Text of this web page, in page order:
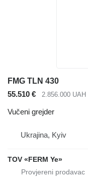
FMG TLN 430
55.510 €
2.856.000 UAH
Vučeni grejder
Ukrajina, Kyiv
TOV «FERM Ye»